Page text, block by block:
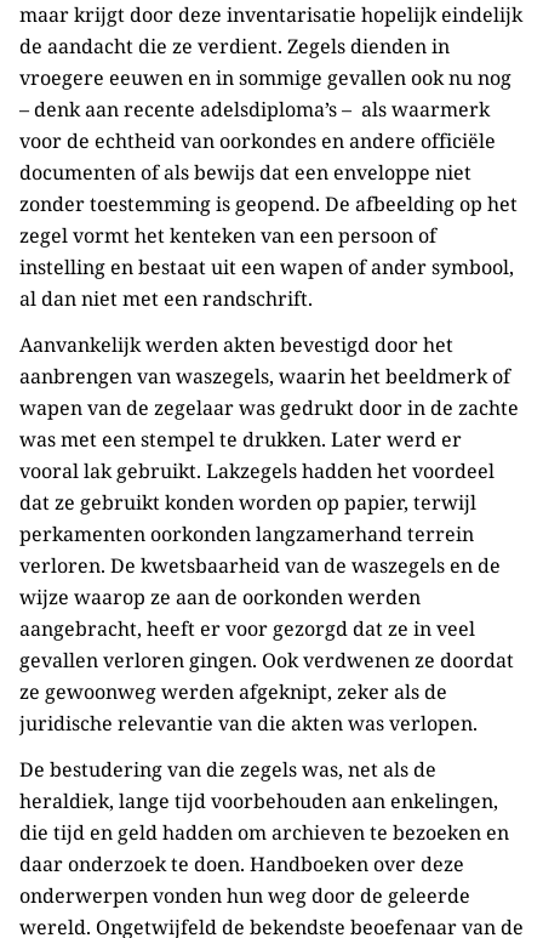
maar krijgt door deze inventarisatie hopelijk eindelijk
de aandacht die ze verdient. Zegels dienden in
vroegere eeuwen en in sommige gevallen ook nu nog
– denk aan recente adelsdiploma’s – als waarmerk
voor de echtheid van oorkondes en andere officiële
documenten of als bewijs dat een enveloppe niet
zonder toestemming is geopend. De afbeelding op het
zegel vormt het kenteken van een persoon of
instelling en bestaat uit een wapen of ander symbool,
al dan niet met een randschrift.
Aanvankelijk werden akten bevestigd door het
aanbrengen van waszegels, waarin het beeldmerk of
wapen van de zegelaar was gedrukt door in de zachte
was met een stempel te drukken. Later werd er
vooral lak gebruikt. Lakzegels hadden het voordeel
dat ze gebruikt konden worden op papier, terwijl
perkamenten oorkonden langzamerhand terrein
verloren. De kwetsbaarheid van de waszegels en de
wijze waarop ze aan de oorkonden werden
aangebracht, heeft er voor gezorgd dat ze in veel
gevallen verloren gingen. Ook verdwenen ze doordat
ze gewoonweg werden afgeknipt, zeker als de
juridische relevantie van die akten was verlopen.
De bestudering van die zegels was, net als de
heraldiek, lange tijd voorbehouden aan enkelingen,
die tijd en geld hadden om archieven te bezoeken en
daar onderzoek te doen. Handboeken over deze
onderwerpen vonden hun weg door de geleerde
wereld. Ongetwijfeld de bekendste beoefenaar van de